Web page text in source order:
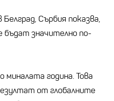
Сърбия показва,
бъдат значително по-
миналата година. Това
от глобалните